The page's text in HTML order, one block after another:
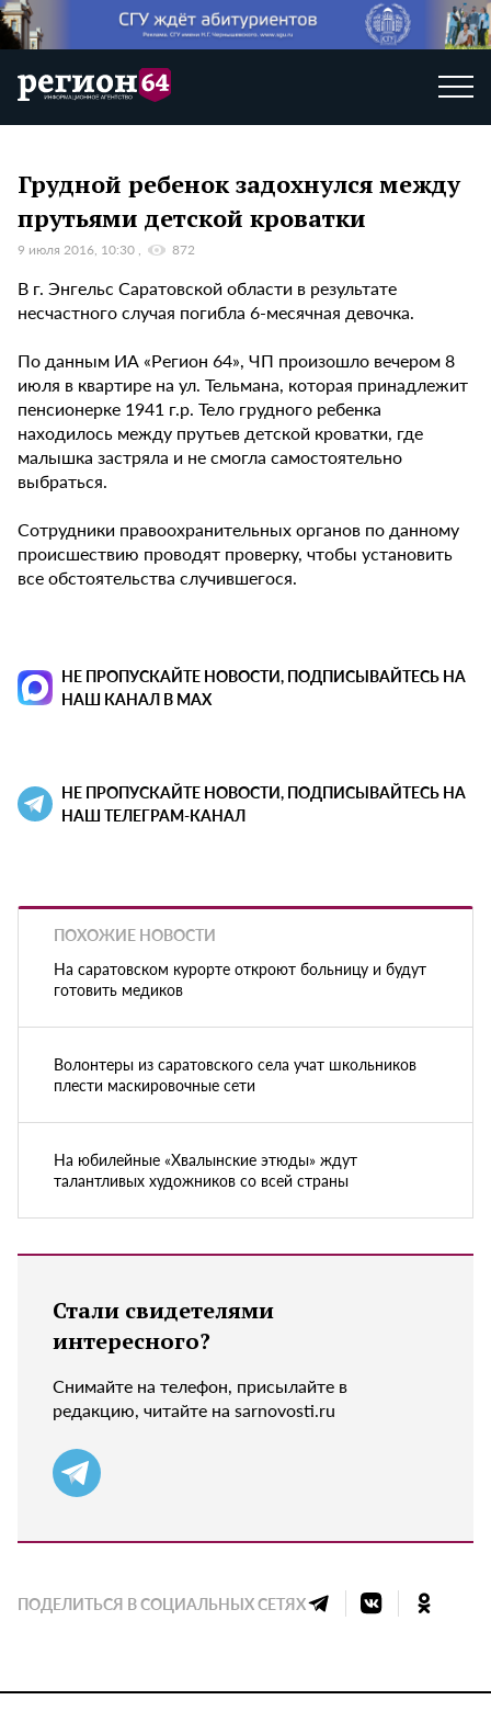
Грудной ребенок задохнулся между
прутьями детской кроватки
9 июля 2016, 10:30 872
В г. Энгельс Саратовской области в результате
несчастного случая погибла 6-месячная девочка.
По данным ИА «Регион 64», ЧП произошло вечером 8
июля в квартире на ул. Тельмана, которая принадлежит
пенсионерке 1941 г.р. Тело грудного ребенка
находилось между прутьев детской кроватки, где
малышка застряла и не смогла самостоятельно
выбраться.
Сотрудники правоохранительных органов по данному
происшествию проводят проверку, чтобы установить
все обстоятельства случившегося.
НЕ ПРОПУСКАЙТЕ НОВОСТИ, ПОДПИСЫВАЙТЕСЬ НА
НАШ КАНАЛ В MAX
НЕ ПРОПУСКАЙТЕ НОВОСТИ, ПОДПИСЫВАЙТЕСЬ НА
НАШ ТЕЛЕГРАМ-КАНАЛ
ПОХОЖИЕ НОВОСТИ
На саратовском курорте откроют больницу и будут
готовить медиков
Волонтеры из саратовского села учат школьников
плести маскировочные сети
На юбилейные «Хвалынские этюды» ждут
талантливых художников со всей страны
Стали свидетелями
интересного?
Снимайте на телефон, присылайте в
редакцию, читайте на sarnovosti.ru
ПОДЕЛИТЬСЯ В СОЦИАЛЬНЫХ СЕТЯХ